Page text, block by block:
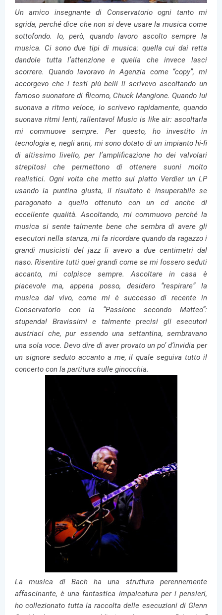
Un amico insegnante di Conservatorio ogni tanto mi
sgrida, perché dice che non si deve usare la musica come
sottofondo. Io, però, quando lavoro ascolto sempre la
musica. Ci sono due tipi di musica: quella cui dai retta
dandole tutta l’attenzione e quella che invece lasci
scorrere. Quando lavoravo in Agenzia come “copy”, mi
accorgevo che i testi più belli li scrivevo ascoltando un
famoso suonatore di flicorno, Chuck Mangione. Quando lui
suonava a ritmo veloce, io scrivevo rapidamente, quando
suonava ritmi lenti, rallentavo! Music is like air: ascoltarla
mi commuove sempre. Per questo, ho investito in
tecnologia e, negli anni, mi sono dotato di un impianto hi-fi
di altissimo livello, per l’amplificazione ho dei valvolari
strepitosi che permettono di ottenere suoni molto
realistici. Ogni volta che metto sul piatto Verdier un LP
usando la puntina giusta, il risultato è insuperabile se
paragonato a quello ottenuto con un cd anche di
eccellente qualità. Ascoltando, mi commuovo perché la
musica si sente talmente bene che sembra di avere gli
esecutori nella stanza, mi fa ricordare quando da ragazzo i
grandi musicisti del jazz li avevo a due centimetri dal
naso. Risentire tutti quei grandi come se mi fossero seduti
accanto, mi colpisce sempre. Ascoltare in casa è
piacevole ma, appena posso, desidero “respirare” la
musica dal vivo, come mi è successo di recente in
Conservatorio con la “Passione secondo Matteo”:
stupenda! Bravissimi e talmente precisi gli esecutori
austriaci che, pur essendo una settantina, sembravano
una sola voce. Devo dire di aver provato un po’ d’invidia per
un signore seduto accanto a me, il quale seguiva tutto il
concerto con la partitura sulle ginocchia.
La musica di Bach ha una struttura perennemente
affascinante, è una fantastica impalcatura per i pensieri,
ho collezionato tutta la raccolta delle esecuzioni di Glenn